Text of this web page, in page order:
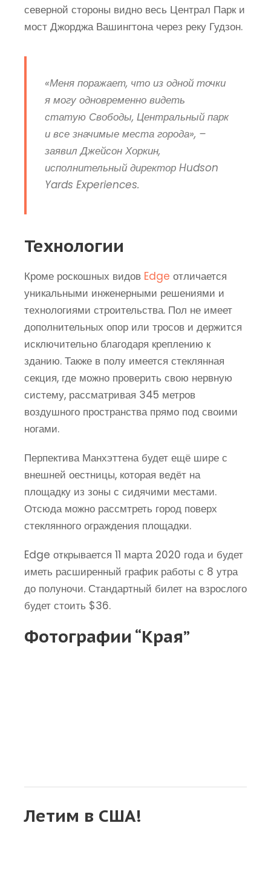
северной стороны видно весь Централ Парк и
мост Джорджа Вашингтона через реку Гудзон.
«Меня поражает, что из одной точки
я могу одновременно видеть
статую Свободы, Центральный парк
и все значимые места города», –
заявил Джейсон Хоркин,
исполнительный директор Hudson
Yards Experiences.
Технологии
Кроме роскошных видов Edge отличается
уникальными инженерными решениями и
технологиями строительства. Пол не имеет
дополнительных опор или тросов и держится
исключительно благодаря креплению к
зданию. Также в полу имеется стеклянная
секция, где можно проверить свою нервную
систему, рассматривая 345 метров
воздушного пространства прямо под своими
ногами.
Перпектива Манхэттена будет ещё шире с
внешней оестницы, которая ведёт на
площадку из зоны с сидячими местами.
Отсюда можно рассмтреть город поверх
стеклянного ограждения площадки.
Edge открывается 11 марта 2020 года и будет
иметь расширенный график работы с 8 утра
до полуночи. Стандартный билет на взрослого
будет стоить $36.
Фотографии “Края”
Летим в США!